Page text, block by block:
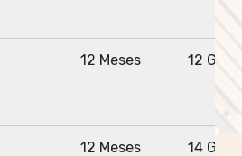
12 Meses 12
12 Meses 14